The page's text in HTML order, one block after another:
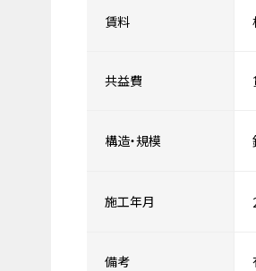
賃料
共益費
構造・規模
施工年月
備考